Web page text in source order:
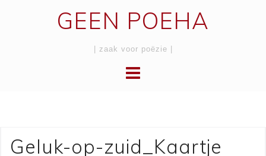
GEEN POEHA
| zaak voor poëzie |
Geluk-op-zuid_Kaartje